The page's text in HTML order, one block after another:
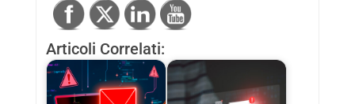
Articoli Correlati: